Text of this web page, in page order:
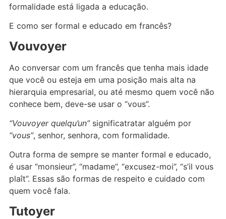
formalidade está ligada a educação.
E como ser formal e educado em francês?
Vouvoyer
Ao conversar com um francês que tenha mais idade
que você ou esteja em uma posição mais alta na
hierarquia empresarial, ou até mesmo quem você não
conhece bem, deve-se usar o “vous”.
“Vouvoyer quelqu’un” significatratar alguém por
“vous”, senhor, senhora, com formalidade.
Outra forma de sempre se manter formal e educado,
é usar “monsieur”, “madame”, “excusez-moi”, “s’il vous
plaît”. Essas são formas de respeito e cuidado com
quem você fala.
Tutoyer